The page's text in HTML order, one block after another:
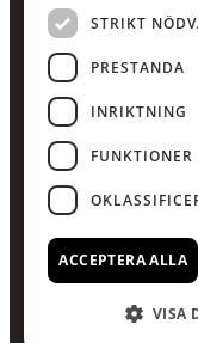
STRIKT
PRESTANDA
INRIKTNING
FUNKTIONER
ACCEPTERA ALLA
VISA